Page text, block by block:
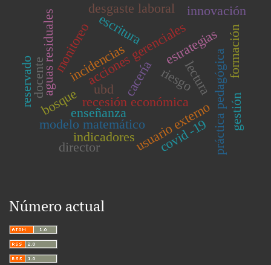
monitoreo
cacería riesgo
acciones gerencialesestrategias
recesión económica
escritura
lectura
enseñanza práctica pedagógica
usuario externo
desgaste laboral
modelo matemático
aguas residuales incidencias formación
gestión
indicadores
docente
innovación
director covid -19
reservadobosque ubd
Número actual